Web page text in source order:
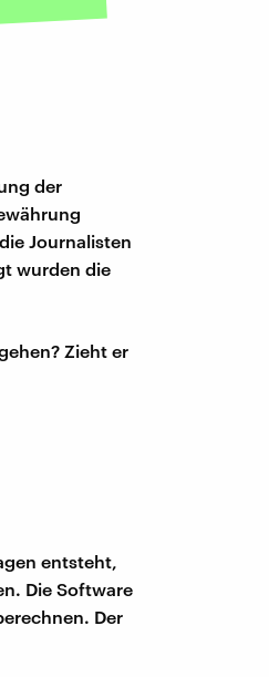
der
Journalisten
wurden die
Zieht er
entsteht,
Die Software
Der